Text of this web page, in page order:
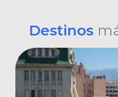
Destinos